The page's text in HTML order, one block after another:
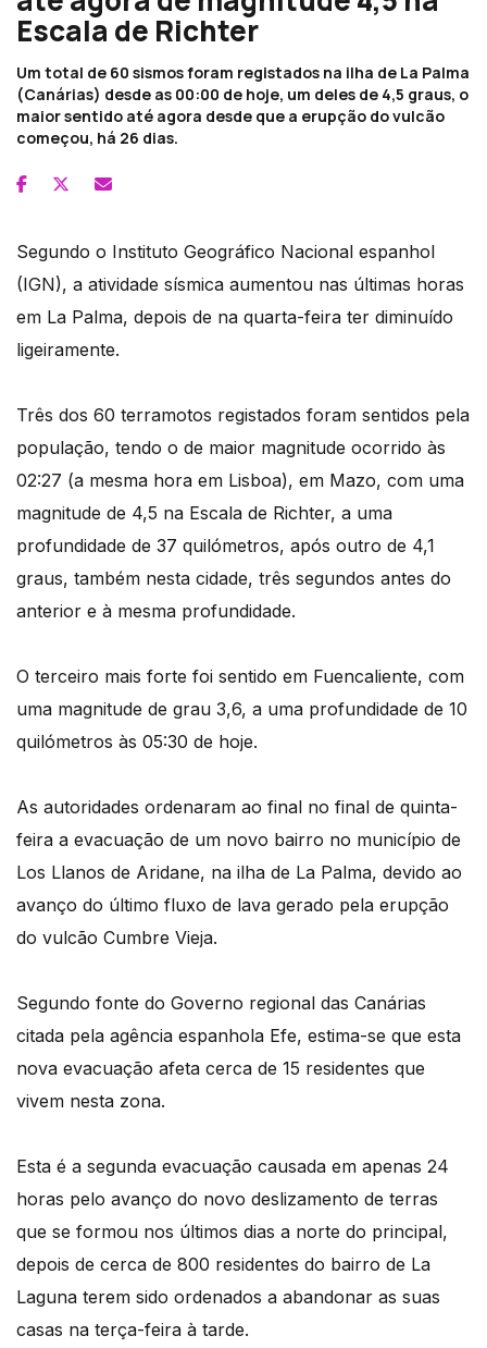
Escala de Richter
Um total de 60 sismos foram registados na ilha de La Palma
(Canárias) desde as 00:00 de hoje, um deles de 4,5 graus, o
maior sentido até agora desde que a erupção do vulcão
começou, há 26 dias.
Segundo o Instituto Geográfico Nacional espanhol
(IGN), a atividade sísmica aumentou nas últimas horas
em La Palma, depois de na quarta-feira ter diminuído
ligeiramente.
Três dos 60 terramotos registados foram sentidos pela
população, tendo o de maior magnitude ocorrido às
02:27 (a mesma hora em Lisboa), em Mazo, com uma
magnitude de 4,5 na Escala de Richter, a uma
profundidade de 37 quilómetros, após outro de 4,1
graus, também nesta cidade, três segundos antes do
anterior e à mesma profundidade.
O terceiro mais forte foi sentido em Fuencaliente, com
uma magnitude de grau 3,6, a uma profundidade de 10
quilómetros às 05:30 de hoje.
As autoridades ordenaram ao final no final de quinta-
feira a evacuação de um novo bairro no município de
Los Llanos de Aridane, na ilha de La Palma, devido ao
avanço do último fluxo de lava gerado pela erupção
do vulcão Cumbre Vieja.
Segundo fonte do Governo regional das Canárias
citada pela agência espanhola Efe, estima-se que esta
nova evacuação afeta cerca de 15 residentes que
vivem nesta zona.
Esta é a segunda evacuação causada em apenas 24
horas pelo avanço do novo deslizamento de terras
que se formou nos últimos dias a norte do principal,
depois de cerca de 800 residentes do bairro de La
Laguna terem sido ordenados a abandonar as suas
casas na terça-feira à tarde.